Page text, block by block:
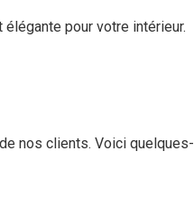
pour votre intérieur.
nos clients. Voici quelques-